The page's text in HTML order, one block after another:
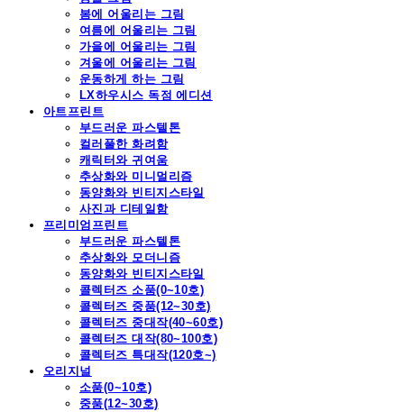
봄에 어울리는 그림
여름에 어울리는 그림
가을에 어울리는 그림
겨울에 어울리는 그림
운동하게 하는 그림
LX하우시스 독점 에디션
아트프린트
부드러운 파스텔톤
컬러풀한 화려함
캐릭터와 귀여움
추상화와 미니멀리즘
동양화와 빈티지스타일
사진과 디테일함
프리미엄프린트
부드러운 파스텔톤
추상화와 모더니즘
동양화와 빈티지스타일
콜렉터즈 소품(0~10호)
콜렉터즈 중품(12~30호)
콜렉터즈 중대작(40~60호)
콜렉터즈 대작(80~100호)
콜렉터즈 특대작(120호~)
오리지널
소품(0~10호)
중품(12~30호)